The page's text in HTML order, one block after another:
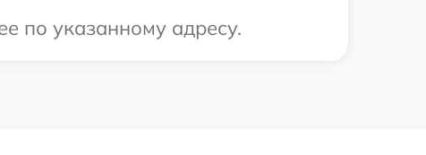
по указанному адресу.